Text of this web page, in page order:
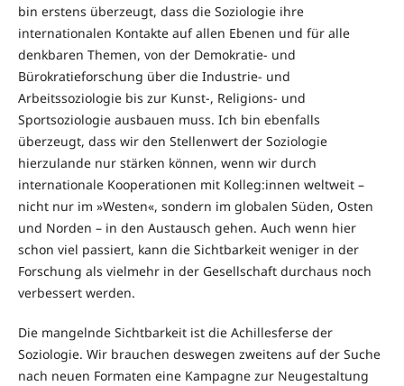
bin erstens überzeugt, dass die Soziologie ihre
internationalen Kon­takte auf allen Ebenen und für alle
denkbaren Themen, von der Demo­kra­tie- und
Bürokratieforschung über die Industrie- und
Arbeitssoziologie bis zur Kunst-, Religions- und
Sportsoziologie ausbauen muss. Ich bin eben­falls
überzeugt, dass wir den Stellenwert der Soziologie
hierzulande nur stär­ken können, wenn wir durch
internationale Kooperationen mit Kolleg:innen weltweit –
nicht nur im »Westen«, sondern im globalen Süden, Osten
und Nor­den – in den Austausch gehen. Auch wenn hier
schon viel passiert, kann die Sichtbarkeit weniger in der
Forschung als vielmehr in der Gesellschaft durchaus noch
verbessert werden.
Die mangelnde Sichtbarkeit ist die Achillesferse der
Soziologie. Wir brau­­­chen deswegen zweitens auf der Suche
nach neuen Formaten eine Kam­pag­ne zur Neugestaltung